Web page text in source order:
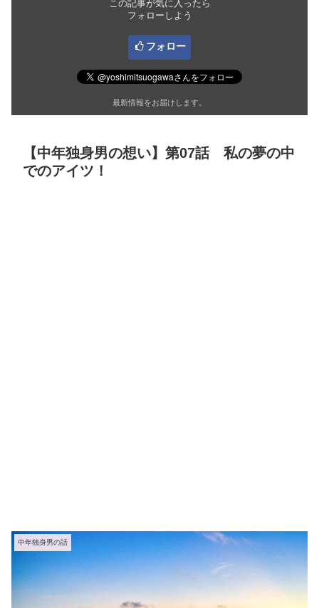
この記事が気に入ったら
フォローしよう
フォロー
最新情報をお届けします。
【中年独身男の想い】第07話 私の夢の中
でのアイツ！
中年独身男の話